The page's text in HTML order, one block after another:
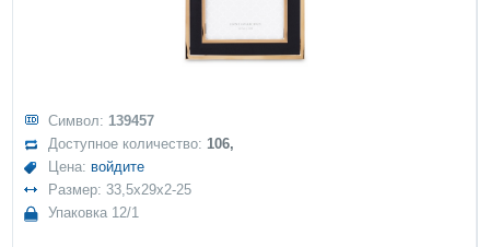
Символ: 139457
Доступное количество:106,
Цена: войдите
Размер: 33,5x29x2-25
Упаковка 12/1